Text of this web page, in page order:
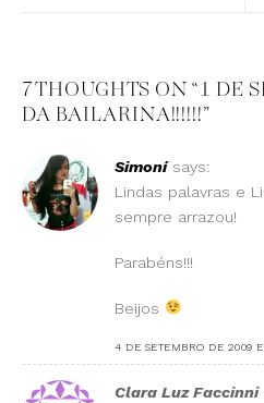
7 THOUGHTS ON “1 DE
DA BAILARINA!!!!!!”
Simoní says:
Lindas palavras e
sempre arrazou!
Parabéns!!!
Beijos
4 DE SETEMBRO DE 2009
Clara Luz Faccinni